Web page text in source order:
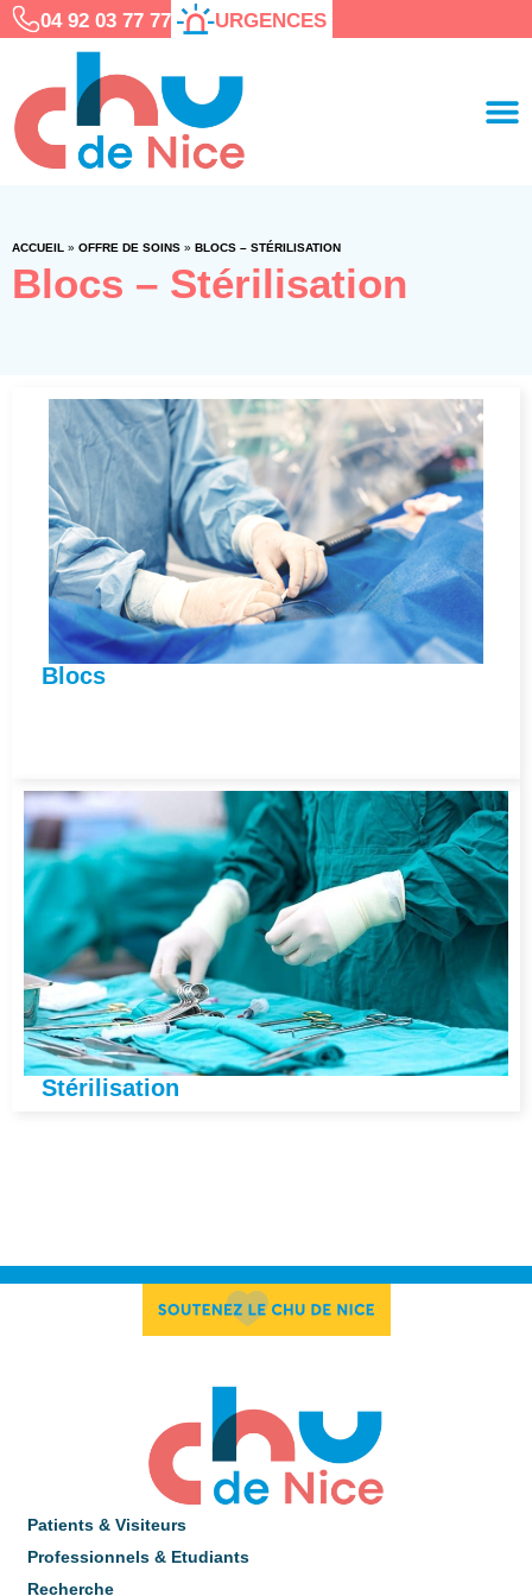
04 92 03 77 77 URGENCES
ACCUEIL » OFFRE DE SOINS » BLOCS – STÉRILISATION
Blocs – Stérilisation
Blocs
Stérilisation
Patients & Visiteurs
Professionnels & Etudiants
Recherche